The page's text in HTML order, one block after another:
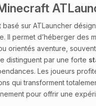
sur ATLauncher
Il permet d’héberger des
orientés aventure,
distinguent par une forte
Les joueurs
qui transforment
pour offrir une